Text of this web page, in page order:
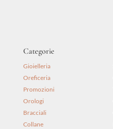
Categorie
Gioielleria
Oreficeria
Promozioni
Orologi
Bracciali
Collane